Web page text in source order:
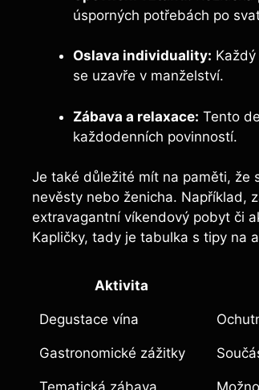
úsporných potřebách po
Oslava individuality:
se uzavře v manželství.
Zábava a relaxace: Tento
každodenních povinností.
Je také důležité mít na paměti, že
nevěsty nebo ženicha. Například,
extravagantní víkendový pobyt či
Kapličky, tady je tabulka s tipy na
Aktivita
Degustace vína
Gastronomické zážitky
Tematická zábava